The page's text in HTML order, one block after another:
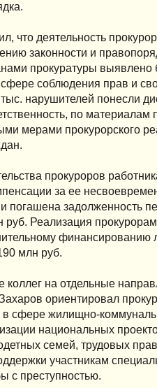
что деятельность
законности и
прокуратуры
соблюдения прав и
нарушителей понесли
по материалам
мерами прокурорского
прокуроров
за ее
погашена задолженность
Реализация
финансированию
млн руб.
на отдельные
ориентировал
в сфере жилищно-
национальных
семей, трудовых
участникам
с преступностью.